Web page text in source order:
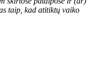
taip, kad atitiktų vaiko